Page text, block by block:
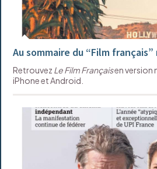
Au sommaire du “Film français”
Retrouvez Le Film Françaisen version
iPhone et Android.